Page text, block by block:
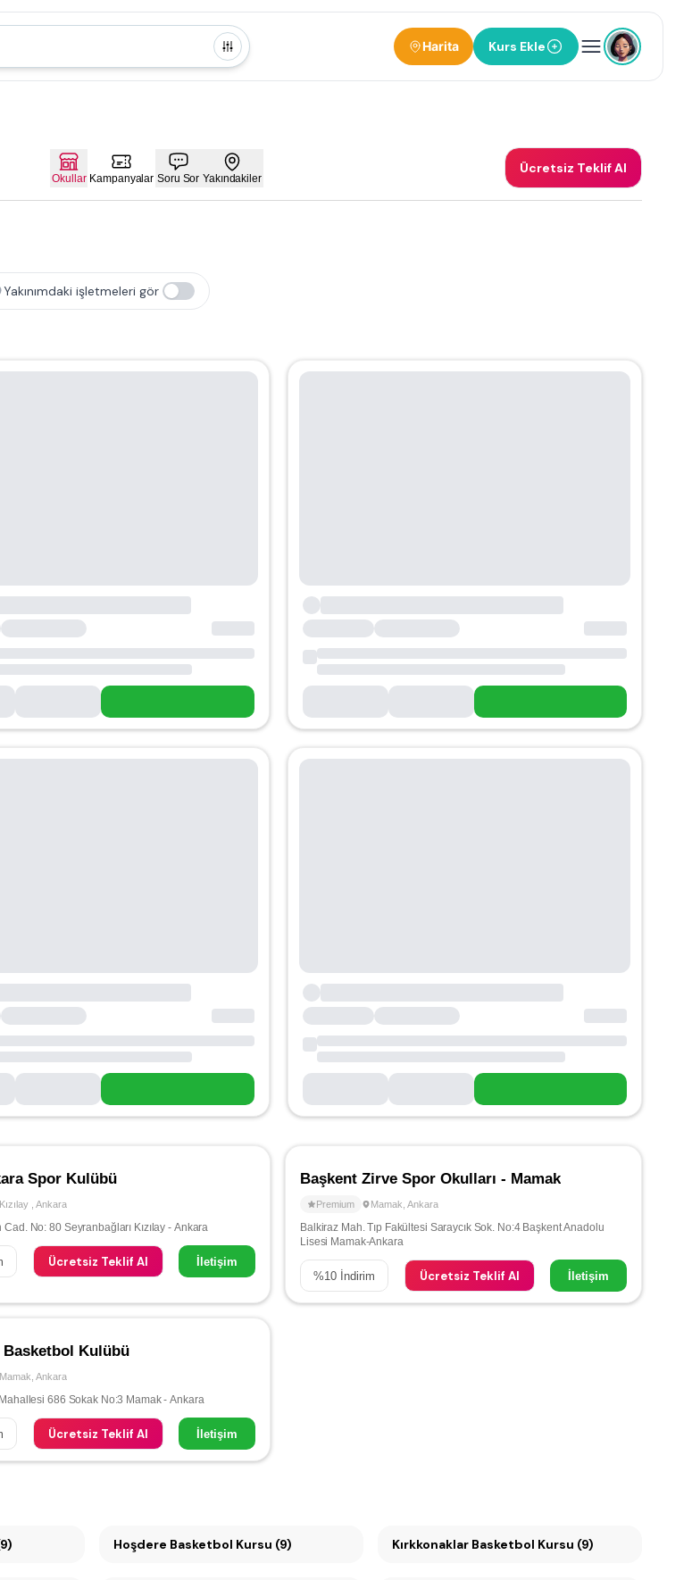
Harita Kurs Ekle
Okullar Kampanyalar Soru Sor Yakındakiler
Ücretsiz Teklif Al
Yakınımdaki işletmeleri gör
Spor Kulübü
Kızılay Ankara
No: 80 Seyranbağları Kızılay - Ankara
Ücretsiz Teklif Al İletişim
Başkent Zirve Spor Okulları - Mamak
Premium Mamak Ankara
Balkiraz Mah. Tıp Fakültesi Saraycık Sok. No:4 Başkent Anadolu
Lisesi Mamak-Ankara
%10 İndirim Ücretsiz Teklif Al İletişim
Basketbol Kulübü
Mamak Ankara
686 Sokak No:3 Mamak - Ankara
Ücretsiz Teklif Al İletişim
Hoşdere Basketbol Kursu (9) Kırkkonaklar Basketbol Kursu (9)